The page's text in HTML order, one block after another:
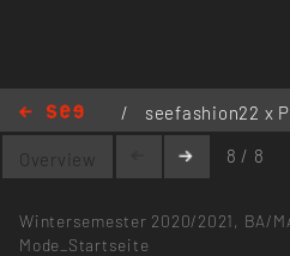
/
seefashion22 x
Kollektionen
MEINER ELTERN / BA / WS20/21
Overview 8 / 8
Wintersemester 2020/2021, BA/
Mode_Startseite